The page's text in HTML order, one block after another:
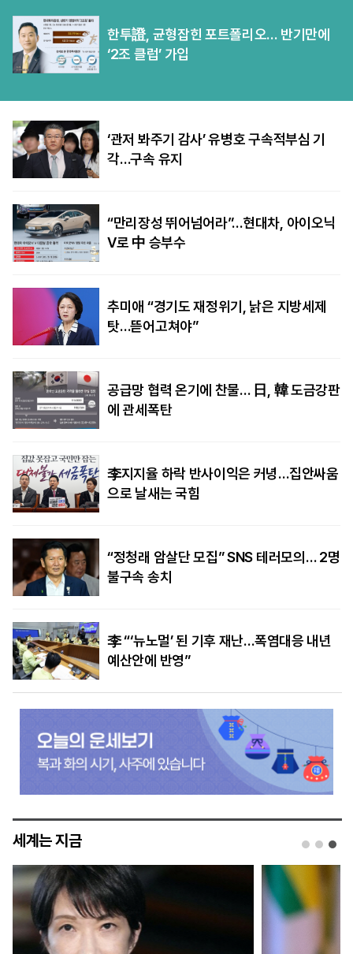
한투證, 균형잡힌 포트폴리오… 반기만에
‘2조 클럽’ 가입
‘관저 봐주기 감사’ 유병호 구속적부심 기
각…구속 유지
“만리장성 뛰어넘어라”…현대차, 아이오닉
V로 中 승부수
추미애 “경기도 재정위기, 낡은 지방세제
탓…뜯어고쳐야”
공급망 협력 온기에 찬물… 日, 韓 도금강판
에 관세폭탄
李지지율 하락 반사이익은 커녕…집안싸움
으로 날새는 국힘
“정청래 암살단 모집” SNS 테러모의… 2명
불구속 송치
李 “‘뉴노멀’ 된 기후 재난…폭염대응 내년
예산안에 반영”
세계는 지금